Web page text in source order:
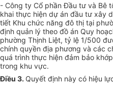
- Công ty Cổ phần Đầu tư và Bê
khai thực hiện dự án đầu tư xây
tiết Khu chức năng đô thị tại
định quản lý theo đồ án Quy
phường Thịnh Liệt, tỷ lệ 1/500
chính quyền địa phương và các
quá trình thực hiện đảm bảo
trong khu vực.
Điều 3. Quyết định này có hiệu